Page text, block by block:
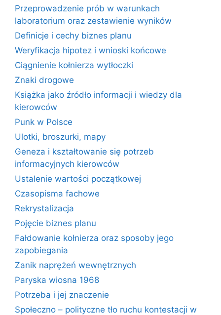
Przeprowadzenie prób w warunkach
laboratorium oraz zestawienie wyników
Definicje i cechy biznes planu
Weryfikacja hipotez i wnioski końcowe
Ciągnienie kołnierza wytłoczki
Znaki drogowe
Książka jako źródło informacji i wiedzy dla
kierowców
Punk w Polsce
Ulotki, broszurki, mapy
Geneza i kształtowanie się potrzeb
informacyjnych kierowców
Ustalenie wartości początkowej
Czasopisma fachowe
Rekrystalizacja
Pojęcie biznes planu
Fałdowanie kołnierza oraz sposoby jego
zapobiegania
Zanik naprężeń wewnętrznych
Paryska wiosna 1968
Potrzeba i jej znaczenie
Społeczno – polityczne tło ruchu kontestacji w